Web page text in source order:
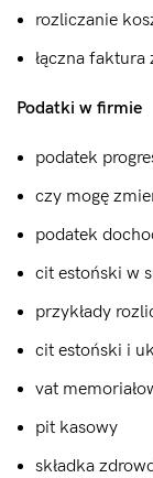
rozliczanie
łączna faktura
Podatki w firmie
podatek
czy mogę
podatek
cit estoński w
przykłady
cit estoński i
vat
pit kasowy
składka